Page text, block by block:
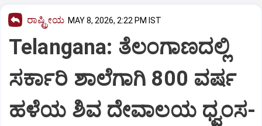
ರಾಷ್ಟ್ರೀಯ MAY 8, 2026, 2:22 PM IST
Telangana: ತೆಲಂಗಾಣದಲ್ಲಿ
ಸರ್ಕಾರಿ ಶಾಲೆಗಾಗಿ 800 ವರ್ಷ
ಹಳೆಯ ಶಿವ ದೇವಾಲಯ ಧ್ವಂಸ-